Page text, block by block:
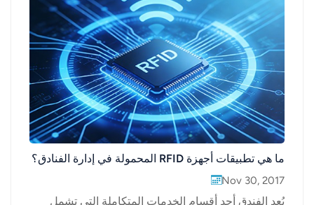
ما هي تطبيقات أجهزة RFID المحمولة في إدارة الفنادق؟
Nov 30, 2017
يُعد الفندق أحد أقسام الخدمات المتكاملة التي تشمل